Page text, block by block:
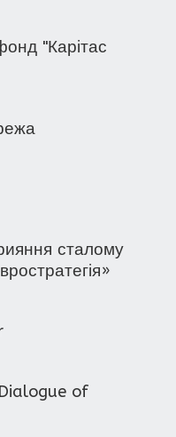
"Карітас
сталому
of